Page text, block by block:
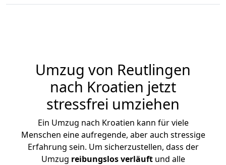
Umzug von Reutlingen
nach Kroatien jetzt
stressfrei umziehen
Ein Umzug nach Kroatien kann für viele
Menschen eine aufregende, aber auch stressige
Erfahrung sein. Um sicherzustellen, dass der
Umzug reibungslos verläuftund alle